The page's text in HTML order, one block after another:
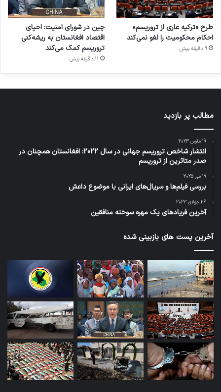
طرح «ترکیه عاری از تروریسم»
احکام محکومیت را لغو نمی‌کند
9 دقیقه پیش
چین در شورای امنیت: احیای
اقتصاد افغانستان به ریشه‌کنی
تروریسم کمک می‌کند
11 دقیقه پیش
مطالب پر بازدید
19 مارس 2023
انتشار شاخص تروریسم جهانی در سال 2022: افغانستان همچنان در
صدر متاثرین از تروریسم
19 می 2025
بررسی فیلم‌ها و سریال‌های ایرانی با موضوع داعش
26 جولای 2023
آخرین فریادهای یک مهره سوخته منافقین
آخرین پست های بازبینی شده